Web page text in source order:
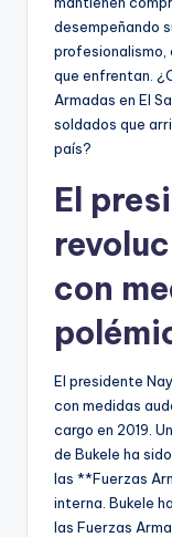
desempeñando
profesionalismo,
que enfrentan.
Armadas en El
soldados que
país?
El
con
El presidente
con medidas
cargo en 2019.
de Bukele ha
las **Fuerzas
interna. Bukele
las Fuerzas